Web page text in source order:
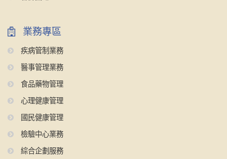
業務專區
疾病管制業務
醫事管理業務
食品藥物管理
心理健康管理
國民健康管理
檢驗中心業務
綜合企劃服務